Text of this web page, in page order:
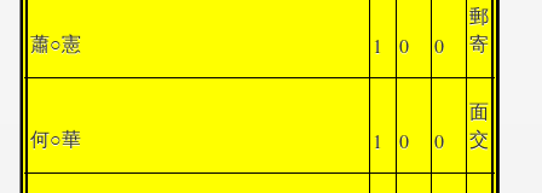
蕭○憲 1 0 0
郵
寄
何○華 1 0 0
面
交